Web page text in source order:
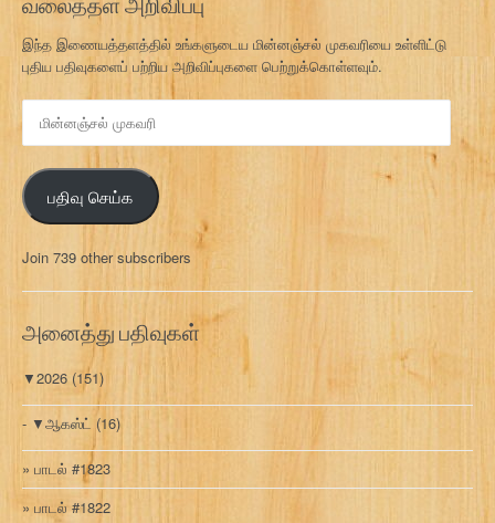
இந்த இணையத்தளத்தில் உங்களுடைய மின்னஞ்சல் முகவரியை உள்ளிட்டு
புதிய பதிவுகளைப் பற்றிய அறிவிப்புகளை பெற்றுக்கொள்ளவும்.
ன்
ஞ்
ச
ல்
க
வ
பதிவு செய்க
Join 739 other subscribers
அனைத்து பதிவுகள்
▼2026 (151)
▼ஆகஸ்ட் (16)
பாடல் #1823
பாடல் #1822